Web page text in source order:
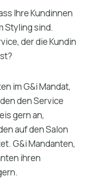
Ihre Kundinnen
Styling sind.
der die Kundin
im G&i Mandat,
den Service
gern an,
auf den Salon
G&i Mandanten,
ihren